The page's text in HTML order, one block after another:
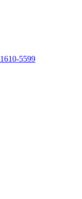
5599